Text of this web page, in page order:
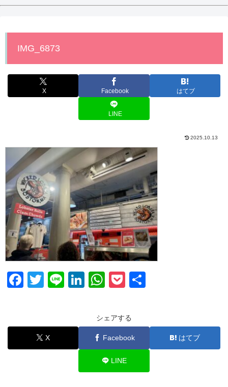
IMG_6873
X Facebook はてブ
LINE
2025.10.13
F
e
b
T
er
Li
Li
e
dI
W
at
s
A
p
p
P
ck
et
シェアする
X Facebook はてブ
LINE